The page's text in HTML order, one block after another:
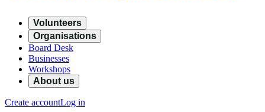
Volunteers
Organisations
Board Desk
Businesses
Workshops
About us
Create accountLog in